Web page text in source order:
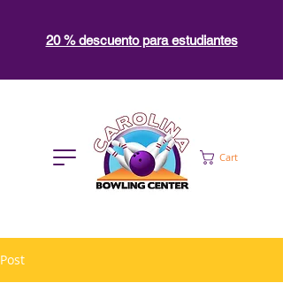
Cart
20 % descuento para estudiantes
Post